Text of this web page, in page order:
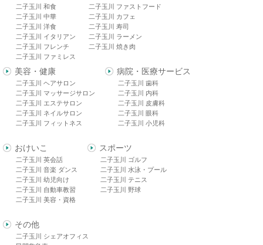
二子玉川 和食
二子玉川 中華
二子玉川 洋食
二子玉川 イタリアン
二子玉川 フレンチ
二子玉川 ファミレス
二子玉川 ファストフード
二子玉川 カフェ
二子玉川 寿司
二子玉川 ラーメン
二子玉川 焼き肉
美容・健康
二子玉川 ヘアサロン
二子玉川 マッサージサロン
二子玉川 エステサロン
二子玉川 ネイルサロン
二子玉川 フィットネス
病院・医療サービス
二子玉川 歯科
二子玉川 内科
二子玉川 皮膚科
二子玉川 眼科
二子玉川 小児科
おけいこ
二子玉川 英会話
二子玉川 音楽 ダンス
二子玉川 幼児向け
二子玉川 自動車教習
二子玉川 美容・資格
スポーツ
二子玉川 ゴルフ
二子玉川 水泳・プール
二子玉川 テニス
二子玉川 野球
その他
二子玉川 シェアオフィス